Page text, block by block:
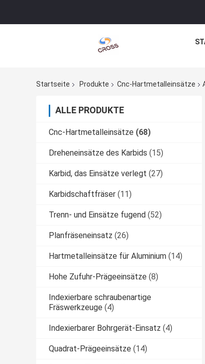
Startseite Produkte Cnc-Hartmetalleinsätze
ALLE PRODUKTE
Cnc-Hartmetalleinsätze (68)
Dreheneinsätze des Karbids (15)
Karbid, das Einsätze verlegt (27)
Karbidschaftfräser (11)
Trenn- und Einsätze fugend (52)
Planfräseneinsatz (26)
Hartmetalleinsätze für Aluminium (14)
Hohe Zufuhr-Prägeeinsätze (8)
Indexierbare schraubenartige
Fräswerkzeuge (4)
Indexierbarer Bohrgerät-Einsatz (4)
Quadrat-Prägeeinsätze (14)